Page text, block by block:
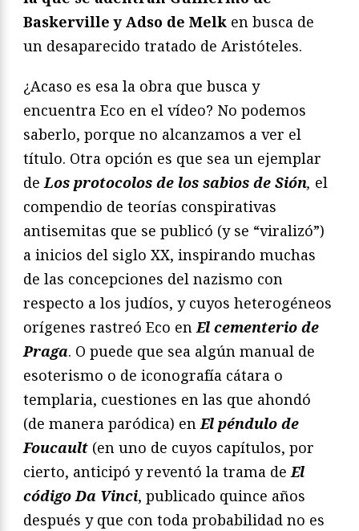
Baskerville y Adso de Melk en busca de
un desaparecido tratado de Aristóteles.
¿Acaso es esa la obra que busca y
encuentra Eco en el vídeo? No podemos
saberlo, porque no alcanzamos a ver el
título. Otra opción es que sea un ejemplar
deLos protocolos de los sabios de Sión, el
compendio de teorías conspirativas
antisemitas que se publicó (y se “viralizó”)
a inicios del siglo XX, inspirando muchas
de las concepciones del nazismo con
respecto a los judíos, y cuyos heterogéneos
orígenes rastreó Eco enEl cementerio de
Praga. O puede que sea algún manual de
esoterismo o de iconografía cátara o
templaria, cuestiones en las que ahondó
(de manera paródica) enEl péndulo de
Foucault (en uno de cuyos capítulos, por
cierto, anticipó y reventó la trama deEl
código Da Vinci, publicado quince años
después y que con toda probabilidad no es